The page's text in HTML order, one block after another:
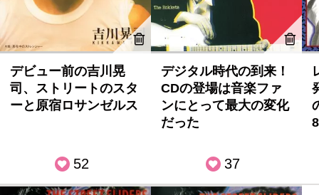
デビュー前の吉川晃
司、ストリートのスタ
ーと原宿ロサンゼルス
52
デジタル時代の到来！
CDの登場は音楽ファ
ンにとって最大の変化
だった
37